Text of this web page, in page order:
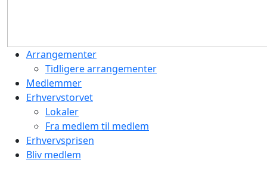
Arrangementer
Tidligere arrangementer
Medlemmer
Erhvervstorvet
Lokaler
Fra medlem til medlem
Erhvervsprisen
Bliv medlem